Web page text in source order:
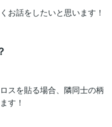
お話をしたいと思います！
スを貼る場合、隣同士の柄
す！